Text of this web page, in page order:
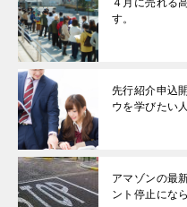
す
)
す。
先行紹介申込
ウを学びたい
アマゾンの最
ント停止にな